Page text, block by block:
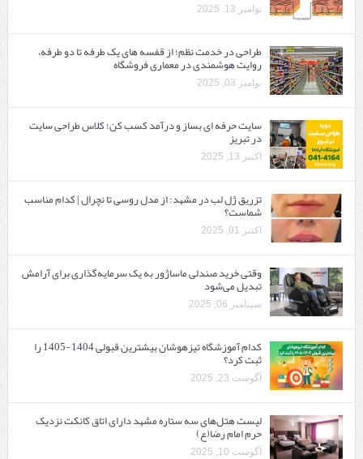
نوامبر 13, 2025
طراحی در خدمت نظم؛ از قفسه ‌های یک‌ طرفه تا دو طرفه،
روایت هوشمندی در معماری فروشگاه
نوامبر 03, 2025
سایت حرفه ‌ای بساز و درآمد کسب کن؛ کلاس طراحی سایت
در تبریز
اکتبر 13, 2025
تزریق ژل لب در مشهد: از مدل روسی تا نچرال | کدام مناسب
شماست؟
اکتبر 01, 2025
وقتی خرید صندلی ماساژور به یک سرمایه‌گذاری برای آرامش
تبدیل می‌شود
سپتامبر 06, 2025
کدام آموزشگاه تیزهوشان بیشترین قبولی 1404-1405 را
ثبت کرد؟
آگوست 23, 2025
لیست هتل‌های سه ستاره مشهد دارای اتاق کانکت نزدیک
حرم امام رضا(ع)
آگوست 10, 2025